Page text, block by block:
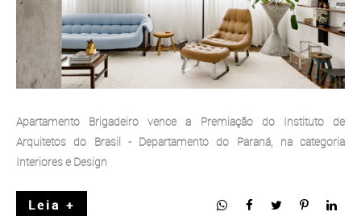
Apartamento Brigadeiro vence a Premiação do Instituto de
Arquitetos do Brasil - Departamento do Paraná, na categoria
Interiores e Design
Leia +